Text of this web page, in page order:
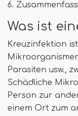
6.
Was ist
Kreuzinfektion
Parasiten usw.,
Schädliche
Person zur
einem Ort zum